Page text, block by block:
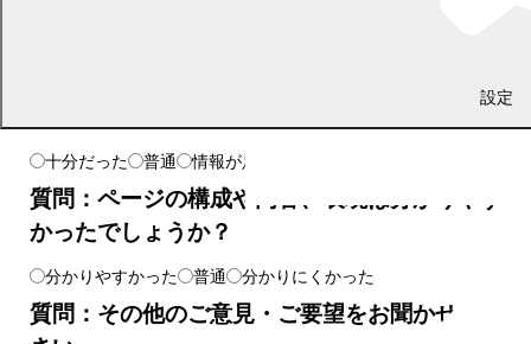
設定
質問：お求めの情報が十分掲載されていました
十分だった 普通 情報が足りない
質問：ページの構成や内容、表現は分かりやす
かったでしょうか？
分かりやすかった 普通 分かりにくかった
質問：その他のご意見・ご要望をお聞かせくだ